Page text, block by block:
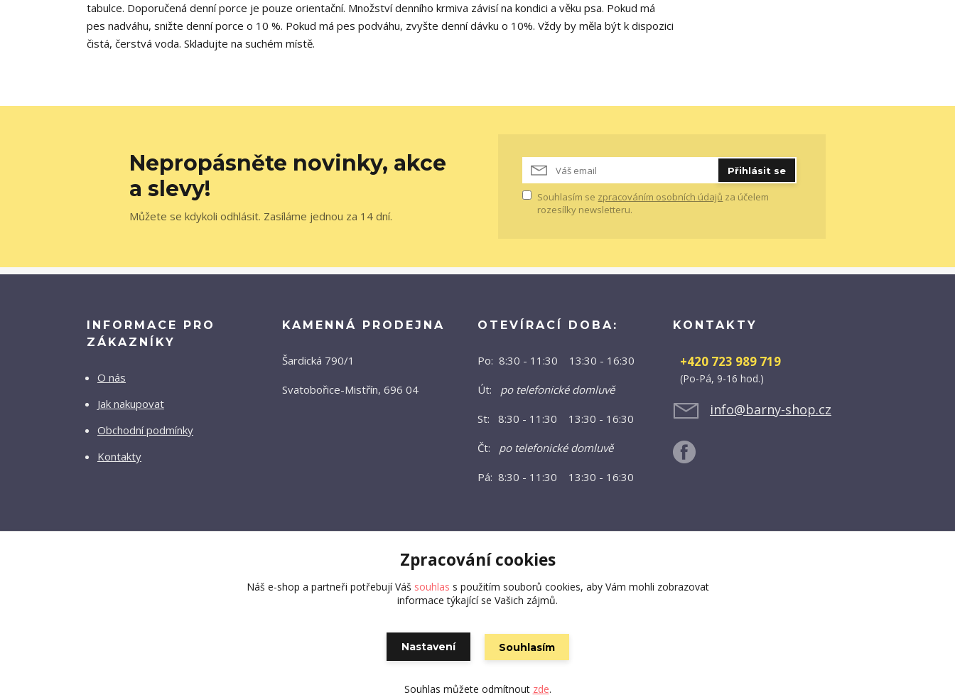
tabulce. Doporučená denní porce je pouze orientační. Množství denního krmiva závisí na kondici a věku psa. Pokud má
pes nadváhu, snižte denní porce o 10 %. Pokud má pes podváhu, zvyšte denní dávku o 10%. Vždy by měla být k dispozici
čistá, čerstvá voda. Skladujte na suchém místě.
Nepropásněte novinky, akce
a slevy!
Můžete se kdykoli odhlásit. Zasíláme jednou za 14 dní.
Přihlásit se
Souhlasím se zpracováním osobních údajů za účelem
rozesílky newsletteru.
INFORMACE PRO
ZÁKAZNÍKY
O nás
Jak nakupovat
Obchodní podmínky
Kontakty
KAMENNÁ PRODEJNA
Šardická 790/1
Svatobořice-Mistřín, 696 04
OTEVÍRACÍ DOBA:
Po: 8:30 - 11:30 13:30 - 16:30
Út: po telefonické domluvě
St: 8:30 - 11:30 13:30 - 16:30
Čt: po telefonické domluvě
Pá: 8:30 - 11:30 13:30 - 16:30
KONTAKTY
+420 723 989 719
(Po-Pá, 9-16 hod.)
info@barny-shop.cz
Vytvořeno na Eshop-rychle.cz
Zpracování cookies
Náš e-shop a partneři potřebují Váš souhlas s použitím souborů cookies, aby Vám mohli zobrazovat
informace týkající se Vašich zájmů.
Nastavení Souhlasím
Souhlas můžete odmítnout zde.